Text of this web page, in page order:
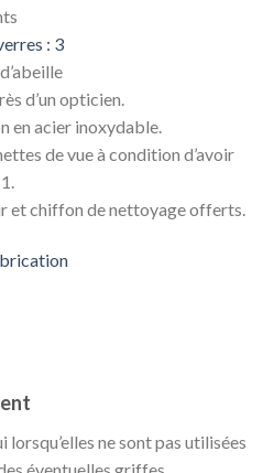
: 3
d’un opticien.
en acier inoxydable.
de vue à condition d’avoir
et chiffon de nettoyage offerts.
lorsqu’elles ne sont pas utilisées